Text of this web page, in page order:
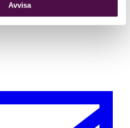
Avvisa